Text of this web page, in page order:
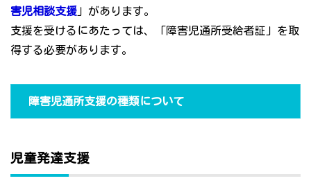
害児相談支援 」があります。
支援を受けるにあたっては、「障害児通所受給者証」を取
得する必要があります。
障害児通所支援の種類について
児童発達支援